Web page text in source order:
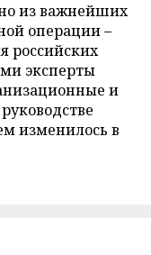
из важнейших
операции –
российских
эксперты
и
изменилось в